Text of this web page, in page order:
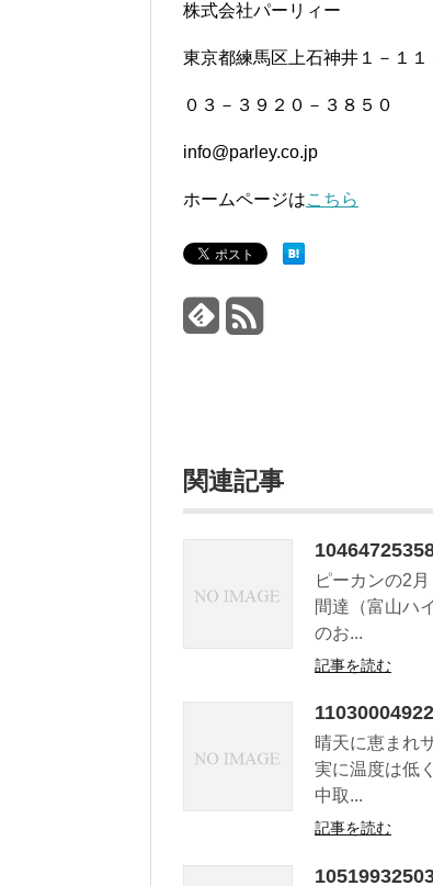
株式会社パーリィー
東京都練馬区上石神井１－１１
０３－３９２０－３８５０
info@parley.co.jp
ホームページはこちら
関連記事
ピーカンの2
間達（富山ハ
のお...
記事を読む
晴天に恵まれ
実に温度は低
中取...
記事を読む